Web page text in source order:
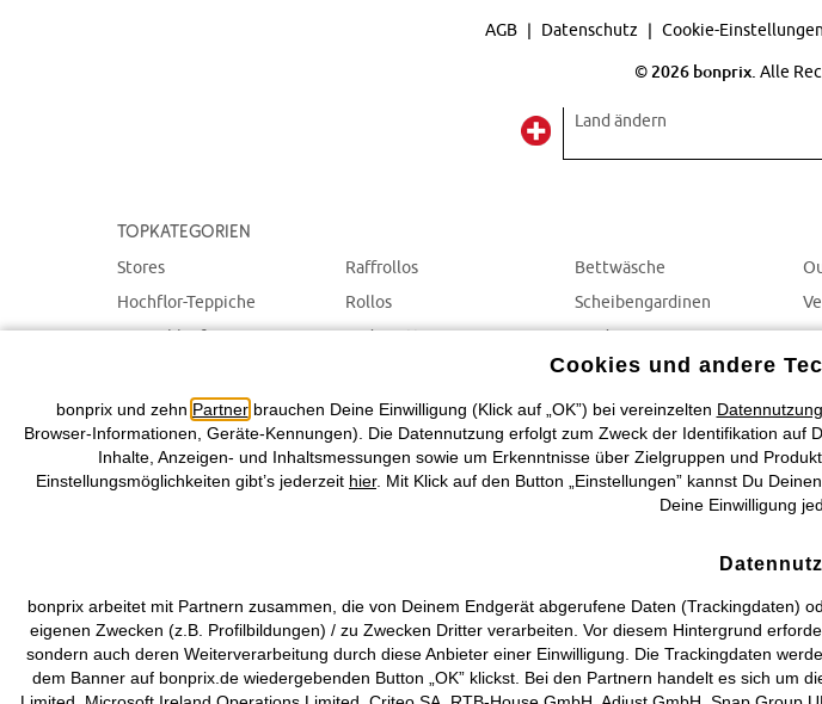
AGB Datenschutz Cookie-Einstellungen
©2026 bonprix. Alle
Land ändern
Topkategorien
Stores
Hochflor-Teppiche
Teppichläufer
Tagesdecken & Plaids
Raffrollos
Rollos
Badematten
Schiebegardinen
Bettwäsche
Scheibengardinen
Gardinen
Vorhänge
Cookies und andere
bonprix und zehn Partnerbrauchen Deine Einwilligung (Klick auf „OK”) bei vereinzelten
Browser-Informationen, Geräte-Kennungen). Die Datennutzung erfolgt zum Zweck der Identifikation
Inhalte, Anzeigen- und Inhaltsmessungen sowie um Erkenntnisse über Zielgruppen und
Einstellungsmöglichkeiten gibt’s jederzeit hier. Mit Klick auf den Button „Einstellungen” kannst Du
Deine Einwilligung
bonprix arbeitet mit Partnern zusammen, die von Deinem Endgerät abgerufene Daten (Trackingdaten)
eigenen Zwecken (z.B. Profilbildungen) / zu Zwecken Dritter verarbeiten. Vor diesem Hintergrund
sondern auch deren Weiterverarbeitung durch diese Anbieter einer Einwilligung. Die Trackingdaten
dem Banner auf bonprix.de wiedergebenden Button „OK” klickst. Bei den Partnern handelt es sich